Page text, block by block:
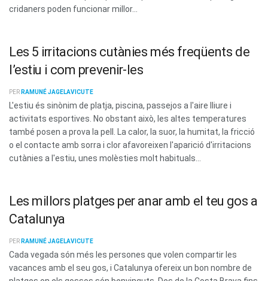
cridaners poden funcionar millor...
Les 5 irritacions cutànies més freqüents de
l’estiu i com prevenir-les
PER RAMUNÉ JAGELAVICUTE
L'estiu és sinònim de platja, piscina, passejos a l'aire lliure i
activitats esportives. No obstant això, les altes temperatures
també posen a prova la pell. La calor, la suor, la humitat, la fricció
o el contacte amb sorra i clor afavoreixen l'aparició d'irritacions
cutànies a l'estiu, unes molèsties molt habituals...
Les millors platges per anar amb el teu gos a
Catalunya
PER RAMUNÉ JAGELAVICUTE
Cada vegada són més les persones que volen compartir les
vacances amb el seu gos, i Catalunya ofereix un bon nombre de